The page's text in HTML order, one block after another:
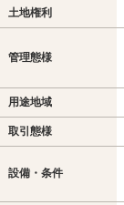
土地権利
管理態様
用途地域
取引態様
設備・条件